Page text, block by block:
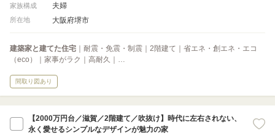
家族構成 夫婦
所在地 大阪府堺市
建築家と建てた住宅 ｜耐震・免震・制震｜2階建て｜省エネ・創エネ・エコ
（eco）｜家事がラク｜高耐久｜…
間取り図あり
【2000万円台／滋賀／2階建て／吹抜け】時代に左右されない、
永く愛せるシンプルなデザインが魅力の家